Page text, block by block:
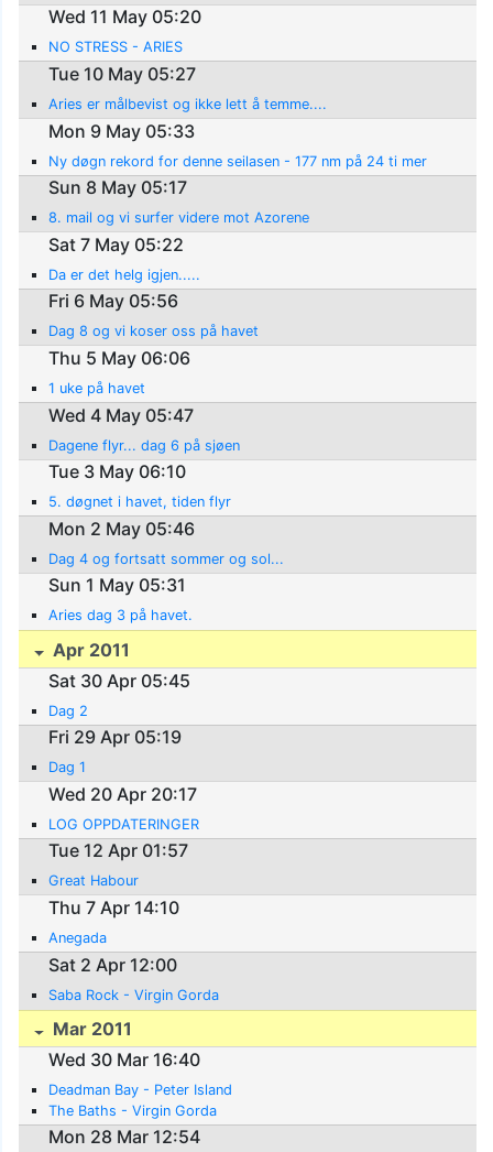
Wed 11 May 05:20
NO STRESS - ARIES
Tue 10 May 05:27
Aries er målbevist og ikke lett å temme....
Mon 9 May 05:33
Ny døgn rekord for denne seilasen - 177 nm på 24 ti mer
Sun 8 May 05:17
8. mail og vi surfer videre mot Azorene
Sat 7 May 05:22
Da er det helg igjen.....
Fri 6 May 05:56
Dag 8 og vi koser oss på havet
Thu 5 May 06:06
1 uke på havet
Wed 4 May 05:47
Dagene flyr... dag 6 på sjøen
Tue 3 May 06:10
5. døgnet i havet, tiden flyr
Mon 2 May 05:46
Dag 4 og fortsatt sommer og sol...
Sun 1 May 05:31
Aries dag 3 på havet.
Apr 2011
Sat 30 Apr 05:45
Dag 2
Fri 29 Apr 05:19
Dag 1
Wed 20 Apr 20:17
LOG OPPDATERINGER
Tue 12 Apr 01:57
Great Habour
Thu 7 Apr 14:10
Anegada
Sat 2 Apr 12:00
Saba Rock - Virgin Gorda
Mar 2011
Wed 30 Mar 16:40
Deadman Bay - Peter Island
The Baths - Virgin Gorda
Mon 28 Mar 12:54